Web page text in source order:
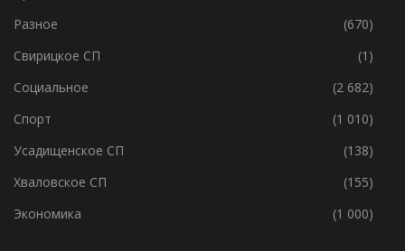
Разное
(670)
Свирицкое СП
(1)
Социальное
(2 682)
Спорт
(1 010)
Усадищенское СП
(138)
Хваловское СП
(155)
Экономика
(1 000)